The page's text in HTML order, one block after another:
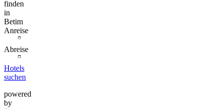
finden
in
Betim
Anreise
Abreise
Hotels
suchen
powered
by